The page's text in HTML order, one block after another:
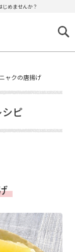
めませんか？
ャクの唐揚げ
ピ